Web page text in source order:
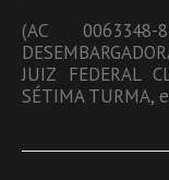
(AC
JUIZ FEDERAL
SÉTIMA TURMA,